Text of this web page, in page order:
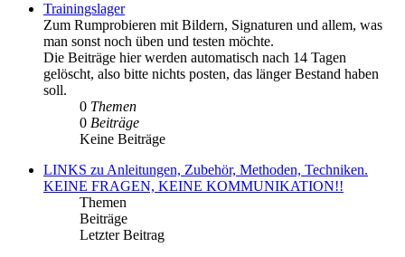
Trainingslager
Zum Rumprobieren mit Bildern, Signaturen und allem, was
man sonst noch üben und testen möchte.
Die Beiträge hier werden automatisch nach 14 Tagen
gelöscht, also bitte nichts posten, das länger Bestand haben
soll.
0 Themen
0 Beiträge
Keine Beiträge
LINKS zu Anleitungen, Zubehör, Methoden, Techniken.
KEINE FRAGEN, KEINE KOMMUNIKATION!!
Themen
Beiträge
Letzter Beitrag